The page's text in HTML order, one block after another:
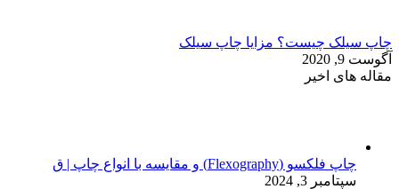
چاپ سیلک چیست؟ مزایا چاپ سیلک
آگوست 9, 2020
مقاله های اخیر
چاپ فلکسو (Flexography) و مقایسه با انواع چاپ | ق
سپتامبر 3, 2024